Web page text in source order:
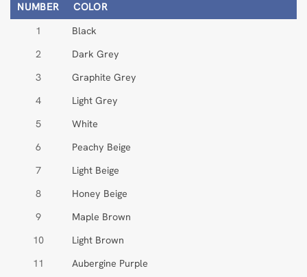
NUMBER
COLOR
1
Black
2
Dark Grey
3
Graphite Grey
4
Light Grey
5
White
6
Peachy Beige
7
Light Beige
8
Honey Beige
9
Maple Brown
10
Light Brown
11
Aubergine Purple